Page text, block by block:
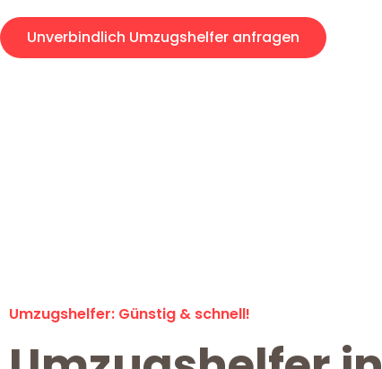
Unverbindlich Umzugshelfer anfragen
Umzugshelfer: Günstig & schnell!